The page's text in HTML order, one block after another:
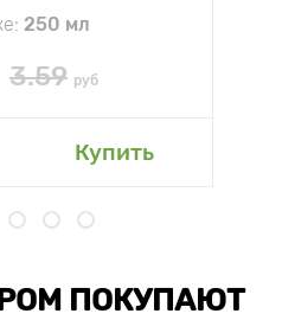
250 мл
3.59 руб
Купить
ПОКУПАЮТ